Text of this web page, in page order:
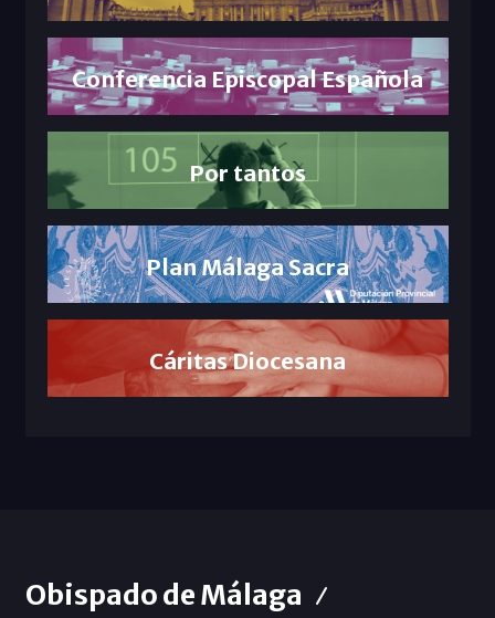
Conferencia Episcopal Española
Por tantos
Plan Málaga Sacra
Cáritas Diocesana
Obispado de Málaga